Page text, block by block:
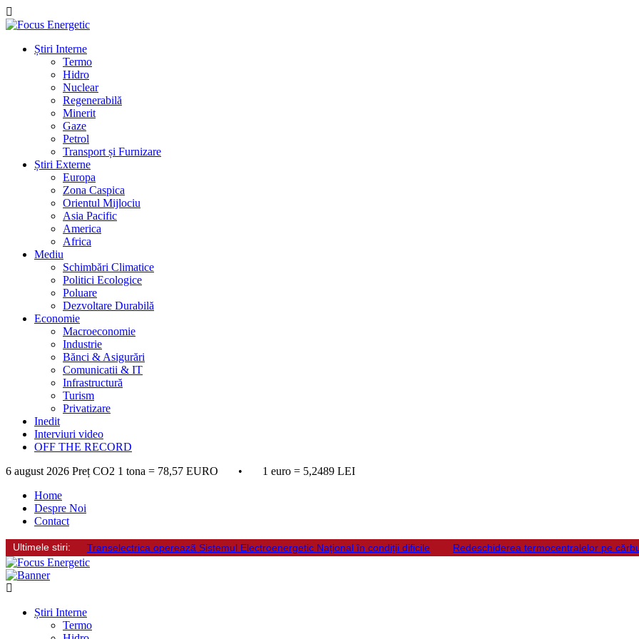
Știri Interne
Termo
Hidro
Nuclear
Regenerabilă
Minerit
Gaze
Petrol
Transport și Furnizare
Știri Externe
Europa
Zona Caspica
Orientul Mijlociu
Asia Pacific
America
Africa
Mediu
Schimbări Climatice
Politici Ecologice
Poluare
Dezvoltare Durabilă
Economie
Macroeconomie
Industrie
Bănci & Asigurări
Comunicatii & IT
Infrastructură
Turism
Privatizare
Inedit
Interviuri video
OFF THE RECORD
6 august 2026 Preț CO2 1 tona = 78,57 EURO • 1 euro = 5,2489 LEI
Home
Despre Noi
Contact
Ultimele stiri: Transelectrica opereazã Sistemul Electroenergetic Național în condiții dificile Redeschiderea termocentralelor pe
Știri Interne
Termo